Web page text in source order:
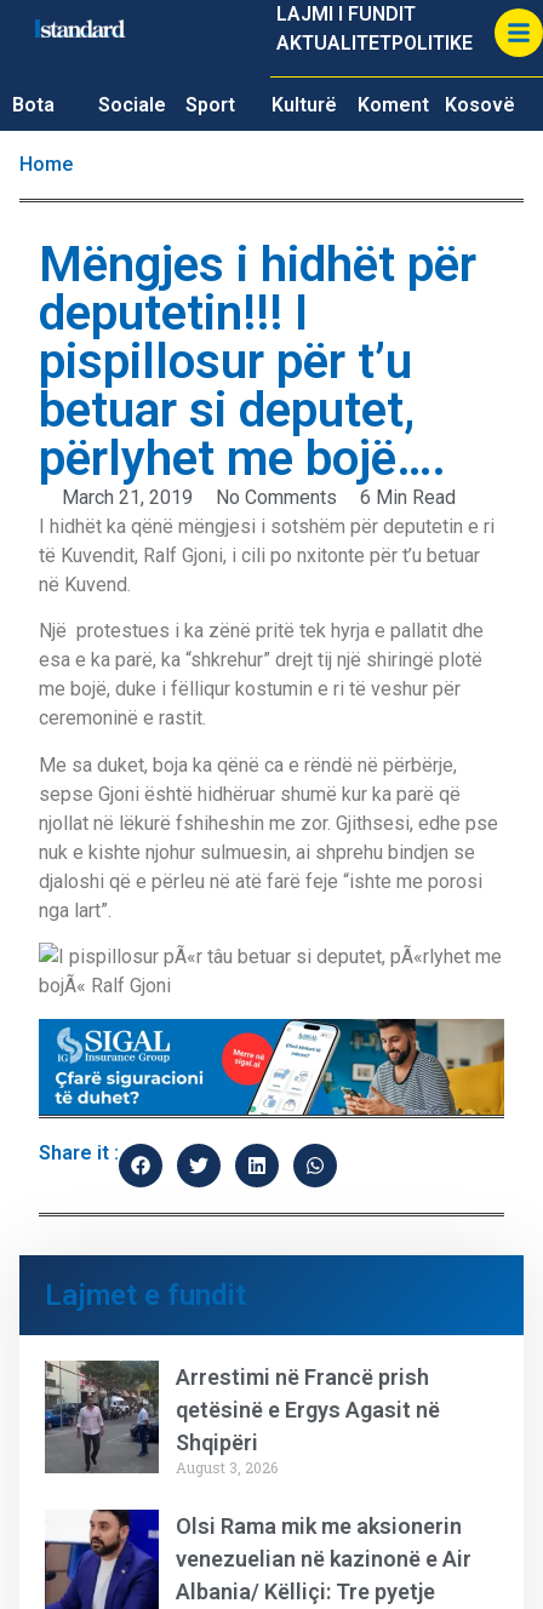
LAJMI I FUNDIT
AKTUALITETPOLITIKE
Bota Sociale Sport Kulturë Koment Kosovë
Home
Mëngjes i hidhët për
deputetin!!! I
pispillosur për t’u
betuar si deputet,
përlyhet me bojë….
March 21, 2019 No Comments
6 Min Read
I hidhët ka qënë mëngjesi i sotshëm për deputetin e ri
të Kuvendit, Ralf Gjoni, i cili po nxitonte për t’u betuar
në Kuvend.
Një protestues i ka zënë pritë tek hyrja e pallatit dhe
esa e ka parë, ka “shkrehur” drejt tij një shiringë plotë
me bojë, duke i fëlliqur kostumin e ri të veshur për
ceremoninë e rastit.
Me sa duket, boja ka qënë ca e rëndë në përbërje,
sepse Gjoni është hidhëruar shumë kur ka parë që
njollat në lëkurë fshiheshin me zor. Gjithsesi, edhe pse
nuk e kishte njohur sulmuesin, ai shprehu bindjen se
djaloshi që e përleu në atë farë feje “ishte me porosi
nga lart”.
Share it :
Lajmet e fundit
Arrestimi në Francë prish
qetësinë e Ergys Agasit në
Shqipëri
August 3, 2026
Olsi Rama mik me aksionerin
venezuelian në kazinonë e Air
Albania/ Këlliçi: Tre pyetje